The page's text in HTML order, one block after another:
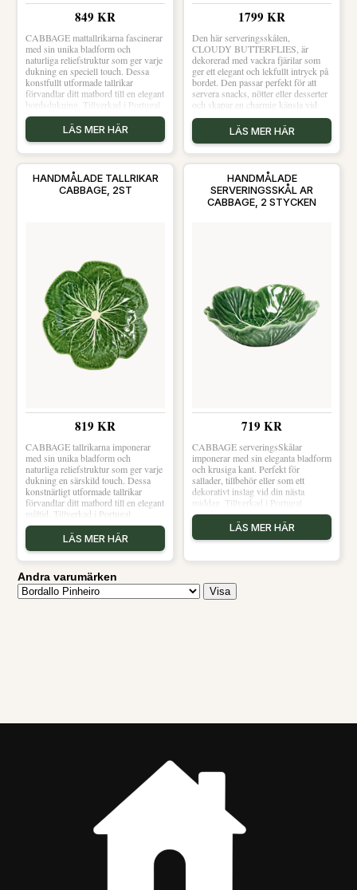
849 KR
CABBAGE mattallrikarna fascinerar
med sin unika bladform och
naturliga reliefstruktur som ger varje
dukning en speciell touch. Dessa
konstfullt utformade tallrikar
förvandlar ditt matbord till en elegant
bordsdukning. Tillverkad i Portugal.
LÄS MER HÄR
1799 KR
Den här serveringsskålen,
CLOUDY BUTTERFLIES, är
dekorerad med vackra fjärilar som
ger ett elegant och lekfullt intryck på
bordet. Den passar perfekt för att
servera snacks, nötter eller desserter
och skapar en charmig känsla vid
varje måltid. Den organiska formen
och de konstnärliga fjärilarna gör
LÄS MER HÄR
HANDMÅLADE TALLRIKAR
CABBAGE, 2ST
819 KR
CABBAGE tallrikarna imponerar
med sin unika bladform och
naturliga reliefstruktur som ger varje
dukning en särskild touch. Dessa
konstnärligt utformade tallrikar
förvandlar ditt matbord till en elegant
måltid. Tillverkad i Portugal
LÄS MER HÄR
HANDMÅLADE
SERVERINGSSKÅL AR
CABBAGE, 2 STYCKEN
719 KR
CABBAGE serveringsSkålar
imponerar med sin eleganta bladform
och krusiga kant. Perfekt för
sallader, tillbehör eller som ett
dekorativt inslag vid din nästa
middag. Tillverkad i Portugal
LÄS MER HÄR
Andra varumärken